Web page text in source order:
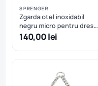
SPRENGER
Zgarda otel inoxidabil
negru micro pentru dresaj
cu eliberare rapida
Hermann Sprenger – 42
cm
140,00 lei